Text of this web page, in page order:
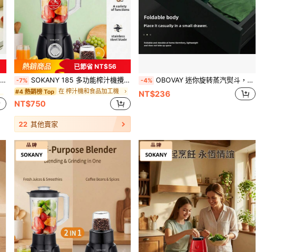
已節省 NT$56
-7% SOKANY 185 多功能榨汁機攪拌機食物處理機，500W 高功率，1500ml 大容量，適合 3-5 人使用，內建咖啡/香料研磨器，不鏽鋼刀片
#4 熱銷榜 Top 在 榨汁機和食品加工機
NT$750
22 其他賣家
-4% OBOVAY 迷你旋转蒸汽熨斗，手持式干湿两用蒸汽熨斗，便携式衣物蒸汽熨烫机，家用旅行挂式熨斗
NT$236